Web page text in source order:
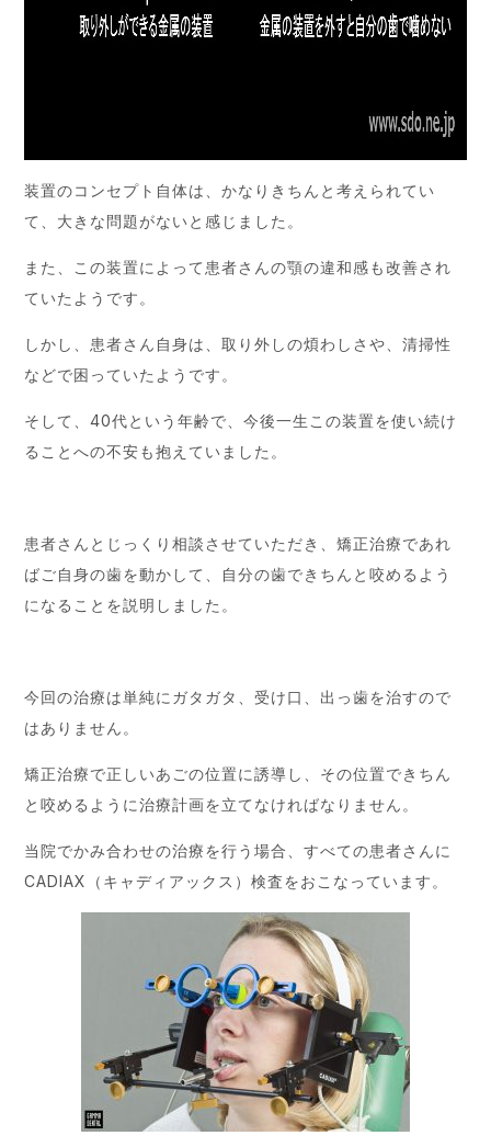
装置のコンセプト自体は、かなりきちんと考えられてい
て、大きな問題がないと感じました。
また、この装置によって患者さんの顎の違和感も改善され
ていたようです。
しかし、患者さん自身は、取り外しの煩わしさや、清掃性
などで困っていたようです。
そして、40代という年齢で、今後一生この装置を使い続け
ることへの不安も抱えていました。
患者さんとじっくり相談させていただき、矯正治療であれ
ばご自身の歯を動かして、自分の歯できちんと咬めるよう
になることを説明しました。
今回の治療は単純にガタガタ、受け口、出っ歯を治すので
はありません。
矯正治療で正しいあごの位置に誘導し、その位置できちん
と咬めるように治療計画を立てなければなりません。
当院でかみ合わせの治療を行う場合、すべての患者さんに
CADIAX（キャディアックス）検査をおこなっています。